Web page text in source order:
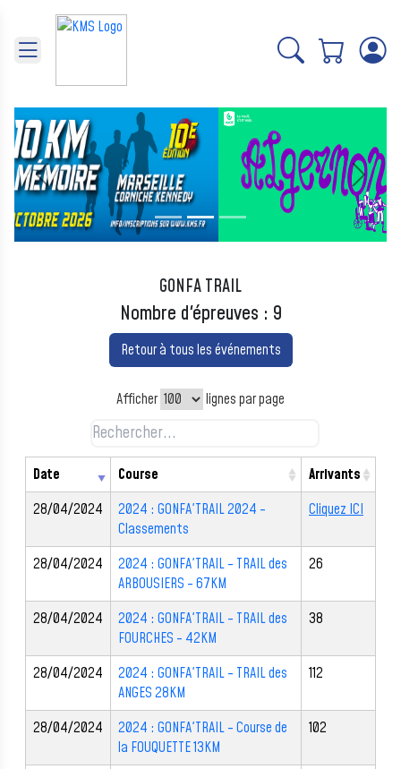
Précédent Suivant
GONFA TRAIL
Nombre d'épreuves : 9
Retour à tous les événements
Afficher lignes par page
Date Course
Arrivants
28/04/2024
2024 : GONFA'TRAIL 2024 -
Classements
Cliquez ICI
28/04/2024
2024 : GONFA'TRAIL - TRAIL des
ARBOUSIERS - 67KM
26
28/04/2024
2024 : GONFA'TRAIL - TRAIL des
FOURCHES - 42KM
38
28/04/2024
2024 : GONFA'TRAIL - TRAIL des
ANGES 28KM
112
28/04/2024
2024 : GONFA'TRAIL - Course de
la FOUQUETTE 13KM
102
Panneau de gestion des cookies